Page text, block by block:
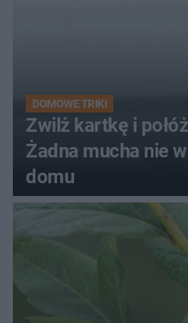
DOMOWE TRIKI
Zwilż kartkę i
Żadna mucha nie
domu